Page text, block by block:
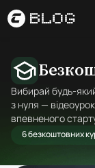
Вибирай будь-
з нуля —
впевненого
6 безкоштовних